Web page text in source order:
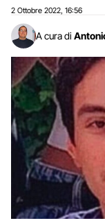
2 Ottobre 2022 16:56
A cura di